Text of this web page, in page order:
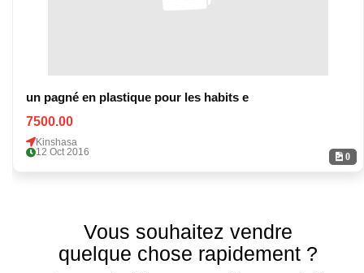
0
un pagné en plastique pour les habits e
7500.00
Kinshasa
12 Oct 2016
Vous souhaitez vendre
quelque chose rapidement ?